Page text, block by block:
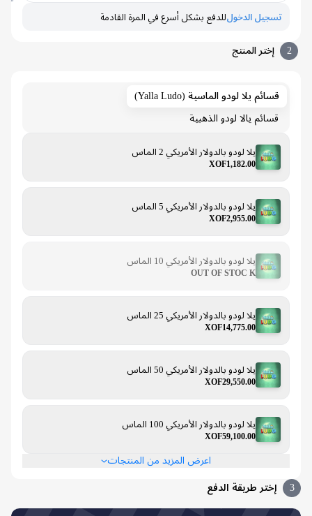
تسجيل الدخول للدفع بشكل أسرع في المرة القادمة
إختر المنتج
قسائم يلا لودو الماسية (Yalla Ludo)
قسائم يالا لودو الذهبية
يلا لودو بالدولار الأمريكي 2 الماس
XOF1,182.00
يلا لودو بالدولار الأمريكي 5 الماس
XOF2,955.00
يلا لودو بالدولار الأمريكي 10 الماس
OUT OF STOC K
يلا لودو بالدولار الأمريكي 25 الماس
XOF14,775.00
يلا لودو بالدولار الأمريكي 50 الماس
XOF29,550.00
يلا لودو بالدولار الأمريكي 100 الماس
XOF59,100.00
اعرض المزيد من المنتجات
إختر طريقة الدفع